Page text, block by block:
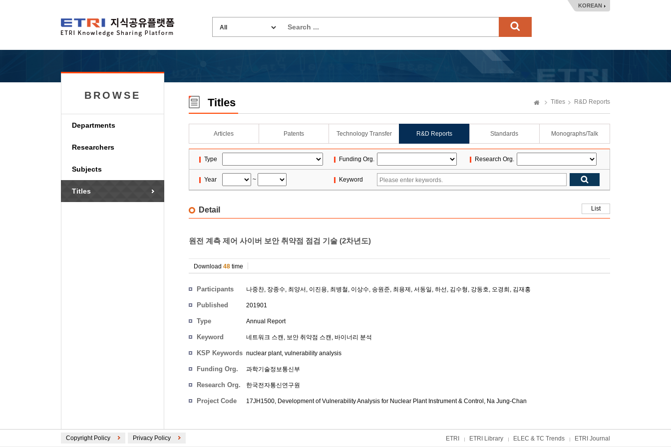
KOREAN
BROWSE
Departments
Researchers
Subjects
Titles
Titles Titles R&D Reports
Articles Patents Technology Transfer R&D Reports Standards Monographs/Talk
Type Funding Org. Research Org.
Year ~ Keyword
Detail List
원전 계측 제어 사이버 보안 취약점 점검 기술 (2차년도)
Download 48 time
Participants 나중찬, 장종수, 최양서 , 이진용, 최병철 , 이상수, 송원준, 최용제 , 서동일 , 하선, 김수형, 강동호, 오경희 , 김재홍
Published 201901
Type Annual Report
Keyword 네트워크 스캔, 보안 취약점 스캔, 바이너리 분석
KSP Keywords nuclear plant, vulnerability analysis
Funding Org. 과학기술정보통신부
Research Org. 한국전자통신연구원
Project Code 17JH1500, Development of Vulnerability Analysis for Nuclear Plant Instrument & Control, Na Jung-Chan
Copyright Policy Privacy Policy ETRI ETRI Library ELEC & TC Trends ETRI Journal